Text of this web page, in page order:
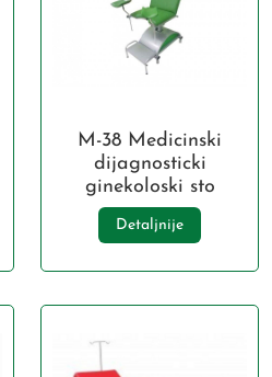
M-38 Medicinski
dijagnosticki
ginekoloski sto
Detaljnije